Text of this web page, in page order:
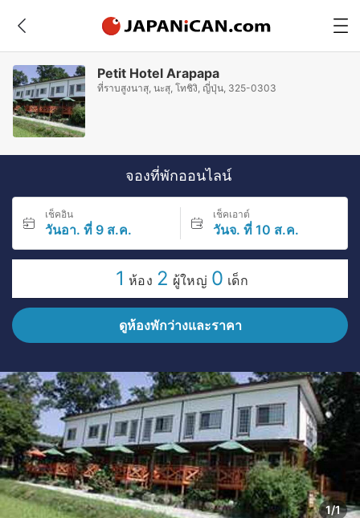
Petit Hotel Arapapa
ที่ราบสูงนาสุ, นะสุ, โทชิงิ, ญี่ปุ่น, 325-0303
จองที่พักออนไลน์
เช็คอิน
วันอา. ที่ 9 ส.ค.
เช็คเอาต์
วันจ. ที่ 10 ส.ค.
1 ห้อง 2 ผู้ใหญ่ 0 เด็ก
ดูห้องพักว่างและราคา
1/1